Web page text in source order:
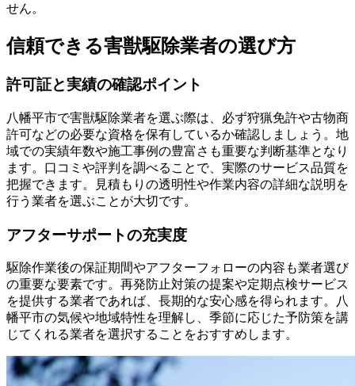
せん。
信頼できる害獣駆除業者の選び方
許可証と実績の確認ポイント
八幡平市で害獣駆除業者を選ぶ際は、必ず狩猟免許や古物商
許可などの必要な資格を保有しているか確認しましょう。地
域での実績年数や施工事例の豊富さも重要な判断基準となり
ます。口コミや評判を調べることで、実際のサービス品質を
把握できます。見積もりの透明性や作業内容の詳細な説明を
行う業者を選ぶことが大切です。
アフターサポートの充実度
駆除作業後の保証期間やアフターフォローの内容も業者選び
の重要な要素です。再発防止対策の提案や定期点検サービス
を提供する業者であれば、長期的な安心感を得られます。八
幡平市の気候や地域特性を理解し、季節に応じた予防策を講
じてくれる業者を選択することをおすすめします。